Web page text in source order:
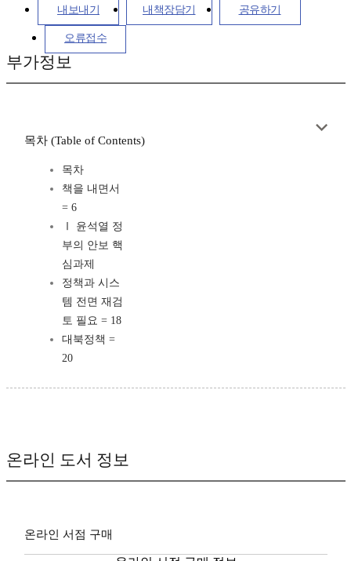
내보내기 내책장담기 공유하기
오류접수
부가정보
목차 (Table of Contents)
목차
책을 내면서
= 6
Ⅰ 윤석열 정
부의 안보 핵
심과제
정책과 시스
템 전면 재검
토 필요 = 18
대북정책 =
20
온라인 도서 정보
온라인 서점 구매